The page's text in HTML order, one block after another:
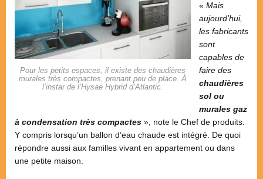
Pour les petits espaces, il existe des chaudières
murales très compactes, prenant peu de place. À
l’instar de l’Hysae Hybrid d’Atlantic.
« Mais
aujourd’hui,
les fabricants
sont
capables de
faire des
chaudières
sol ou
murales gaz
à condensation très compactes », note le Chef de produits.
Y compris lorsqu’un ballon d’eau chaude est intégré. De quoi
répondre aussi aux familles vivant en appartement ou dans
une petite maison.